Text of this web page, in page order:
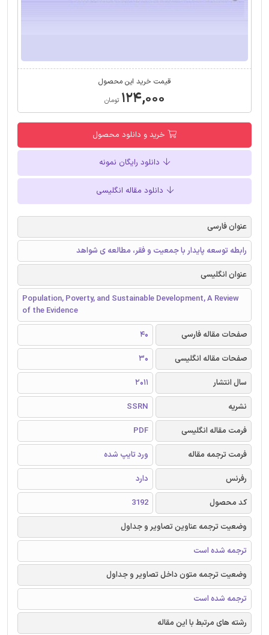
قیمت خرید این محصول
۱۲۴,۰۰۰ تومان
خرید و دانلود محصول
دانلود رایگان نمونه
دانلود مقاله انگلیسی
عنوان فارسی
رابطه توسعه پایدار با جمعیت و فقر، مطالعه ی شواهد
عنوان انگلیسی
Population, Poverty, and Sustainable Development, A Review
of the Evidence
صفحات مقاله فارسی
40
صفحات مقاله انگلیسی
30
سال انتشار
2011
نشریه
SSRN
فرمت مقاله انگلیسی
PDF
فرمت ترجمه مقاله
ورد تایپ شده
رفرنس
دارد
کد محصول
3192
وضعیت ترجمه عناوین تصاویر و جداول
ترجمه شده است
وضعیت ترجمه متون داخل تصاویر و جداول
ترجمه شده است
رشته های مرتبط با این مقاله